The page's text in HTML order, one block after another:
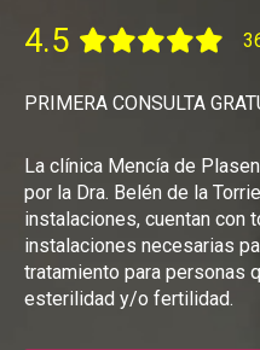
4.5
PRIMERA CONSULTA
La clínica Mencía de
por la Dra. Belén de la
instalaciones, cuentan con
instalaciones necesarias
tratamiento para personas
esterilidad y/o fertilidad.